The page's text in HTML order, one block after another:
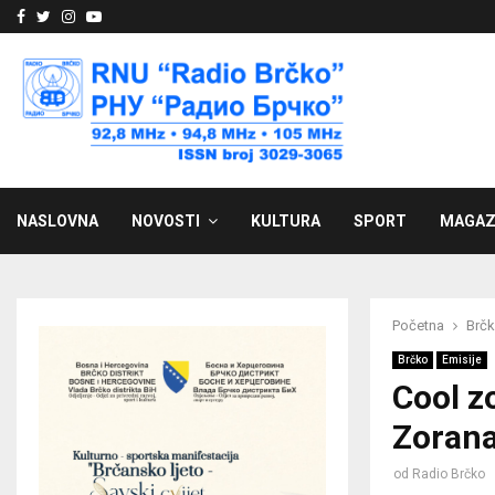
Facebook
Twitter
Instagram
Youtube
NASLOVNA NOVOSTI KULTURA SPORT
Početna
Brčko Emisije
Cool
od Radio Brčko